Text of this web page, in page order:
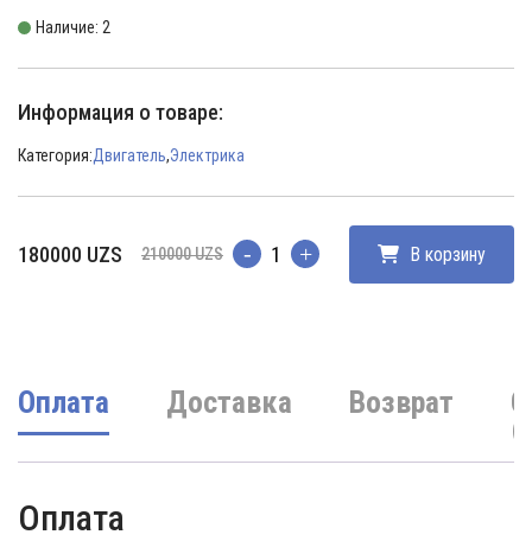
Наличие: 2
Информация о товаре:
Категория:Двигатель,Электрика
210000UZS
Первоначальная
180000 UZS
Текущая
Количество В корзину
Оплата Доставка Возврат
Оплата